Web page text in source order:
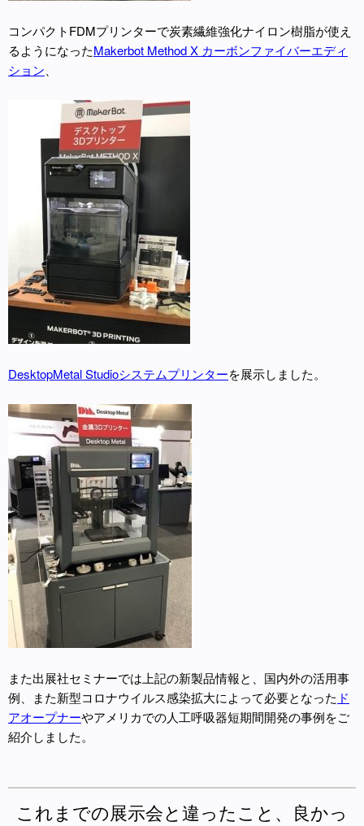
コンパクトFDMプリンターで炭素繊維強化ナイロン樹脂が使え
るようになったMakerbot Method X カーボンファイバーエディ
ション、
DesktopMetal Studioシステムプリンターを展示しました。
また出展社セミナーでは上記の新製品情報と、国内外の活用事
例、また新型コロナウイルス感染拡大によって必要となった ド
アオープナーやアメリカでの人工呼吸器短期間開発の事例をご
紹介しました。
これまでの展示会と違ったこと、良かっ